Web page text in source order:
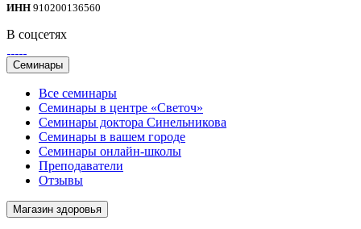
ИНН 910200136560
В соцсетях
Семинары
Все семинары
Семинары в центре «Светоч»
Семинары доктора Синельникова
Семинары в вашем городе
Семинары онлайн-школы
Преподаватели
Отзывы
Магазин здоровья